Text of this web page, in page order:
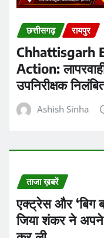
छत्तीसगढ़ रायपुर
Chhattisgarh
Action:
उपनिरीक्षक
Ashish Sinha
ताजा ख़बरें
एक्ट्रेस और ‘बिग
जिया शंकर ने